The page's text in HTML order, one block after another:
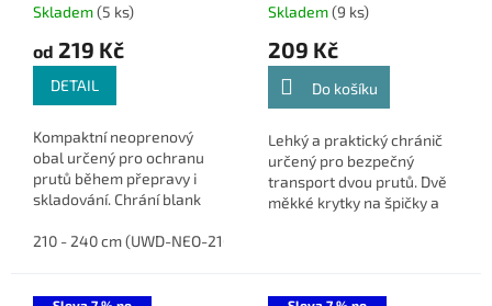
Skladem(5 ks)
od 219 Kč
DETAIL
Kompaktní neoprenový
obal určený pro ochranu
prutů během přepravy i
skladování. Chrání blank
zamotávání výbavy a
210 - 240 cm (UWD-NEO-210-240)
Skladem(9 ks)
209 Kč
Do košíku
Lehký a praktický chránič
určený pro bezpečný
transport dvou prutů. Dvě
měkké krytky na špičky a